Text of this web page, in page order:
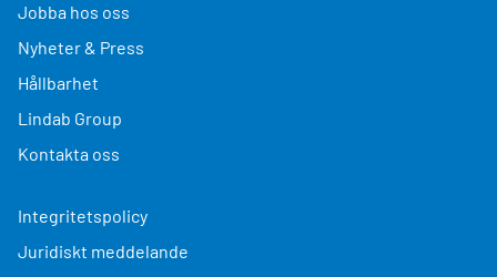
Jobba hos oss
Nyheter & Press
Hållbarhet
Lindab Group
Kontakta oss
Integritetspolicy
Juridiskt meddelande